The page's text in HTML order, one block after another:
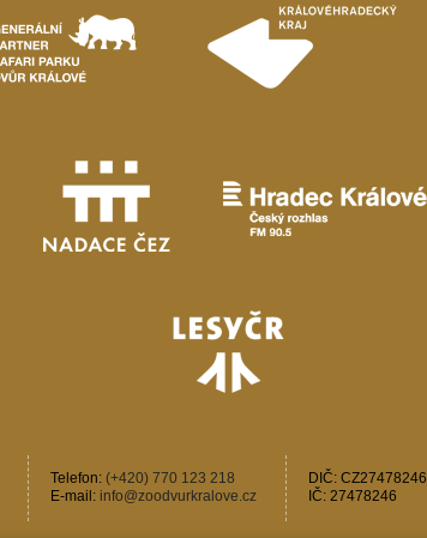
Telefon: (+420) 770 123 218
E-mail: info@zoodvurkralove.cz
DIČ: CZ27478246
IČ: 27478246